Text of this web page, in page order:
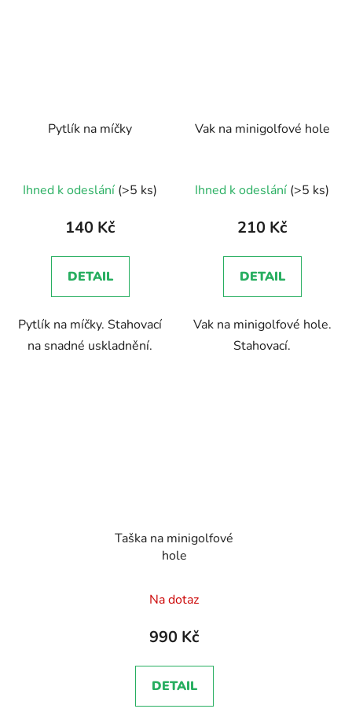
Pytlík na míčky
Ihned k odeslání (>5 ks)
140 Kč
DETAIL
Pytlík na míčky. Stahovací
na snadné uskladnění.
Vak na minigolfové hole
Ihned k odeslání (>5 ks)
210 Kč
DETAIL
Vak na minigolfové hole.
Stahovací.
Taška na minigolfové
hole
Na dotaz
990 Kč
DETAIL